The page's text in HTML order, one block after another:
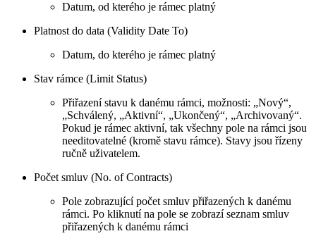
Datum, od kterého je rámec platný
Platnost do data (Validity Date To)
Datum, do kterého je rámec platný
Stav rámce (Limit Status)
Přiřazení stavu k danému rámci, možnosti: „Nový“,
„Schválený, „Aktivní“, „Ukončený“, „Archivovaný“.
Pokud je rámec aktivní, tak všechny pole na rámci jsou
needitovatelné (kromě stavu rámce). Stavy jsou řízeny
ručně uživatelem.
Počet smluv (No. of Contracts)
Pole zobrazující počet smluv přiřazených k danému
rámci. Po kliknutí na pole se zobrazí seznam smluv
přiřazených k danému rámci